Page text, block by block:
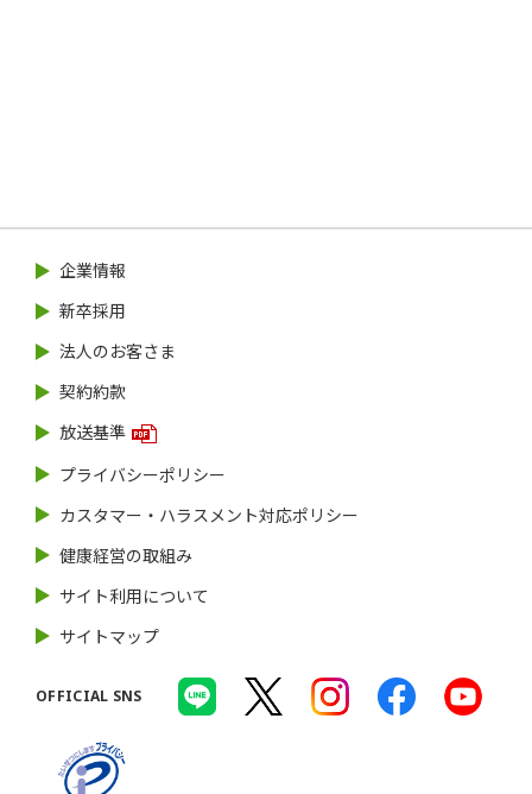
企業情報
新卒採用
法人のお客さま
契約約款
放送基準
プライバシーポリシー
カスタマー・ハラスメント対応ポリシー
健康経営の取組み
サイト利用について
サイトマップ
OFFICIAL SNS